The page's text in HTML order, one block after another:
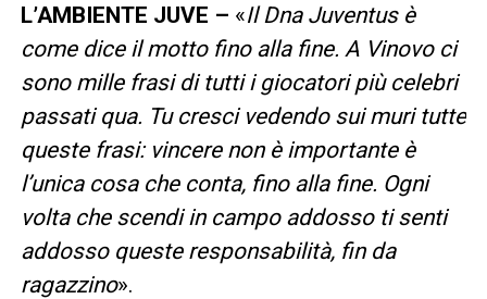
L’AMBIENTE JUVE – «Il Dna Juventus è
come dice il motto fino alla fine. A Vinovo ci
sono mille frasi di tutti i giocatori più celebri
passati qua. Tu cresci vedendo sui muri tutte
queste frasi: vincere non è importante è
l’unica cosa che conta, fino alla fine. Ogni
volta che scendi in campo addosso ti senti
addosso queste responsabilità, fin da
ragazzino».